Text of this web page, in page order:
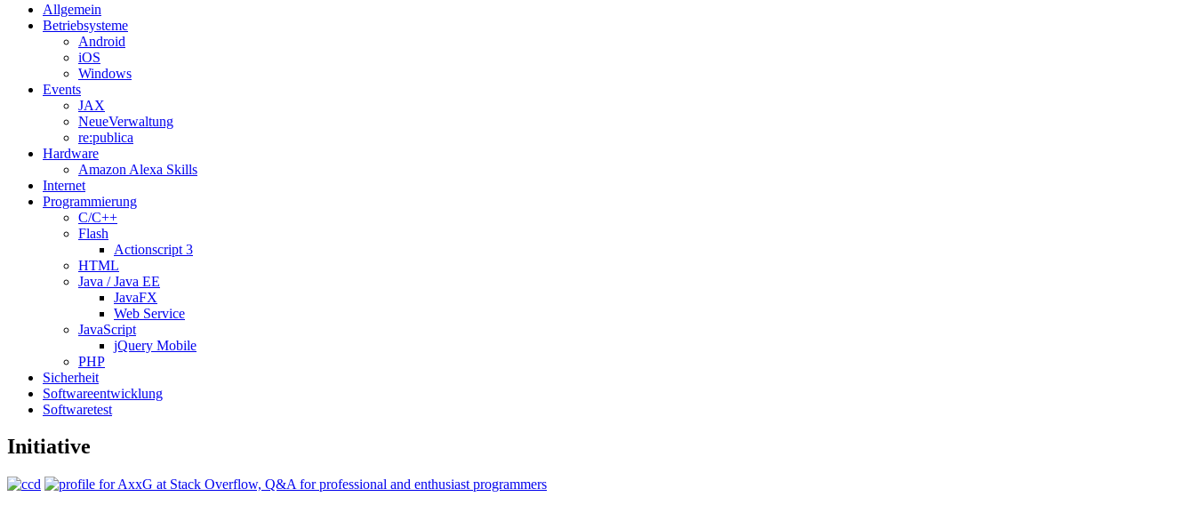
Allgemein
Betriebsysteme
Android
iOS
Windows
Events
JAX
NeueVerwaltung
re:publica
Hardware
Amazon Alexa Skills
Internet
Programmierung
C/C++
Flash
Actionscript 3
HTML
Java / Java EE
JavaFX
Web Service
JavaScript
jQuery Mobile
PHP
Sicherheit
Softwareentwicklung
Softwaretest
Initiative